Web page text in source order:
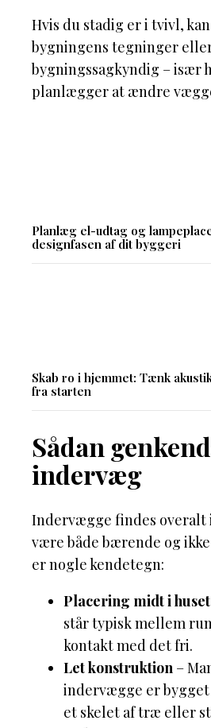
Hvis du stadig er i tvivl,
bygningens tegninger
bygningssagkyndig – især
planlægger at ændre
Planlæg el-udtag og
designfasen af dit byggeri
Skab ro i hjemmet: Tænk
fra starten
Sådan
indervæg
Indervægge findes overalt
være både bærende og
er nogle kendetegn:
Placering midt i huset
står typisk mellem
kontakt med det fri.
Let konstruktion –
indervægge er
et skelet af træ eller